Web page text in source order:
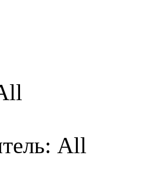
All